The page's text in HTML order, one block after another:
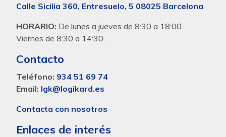
Calle Sicilia 360, Entresuelo, 5 08025 Barcelona
HORARIO: De lunes a jueves de 8:30 a 18:00.
Viernes de 8:30 a 14:30.
Contacto
Teléfono: 934 51 69 74
Email: lgk@logikard.es
Contacta con nosotros
Enlaces de interés